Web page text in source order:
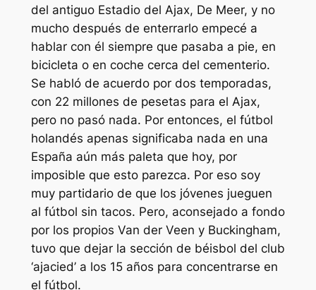
del antiguo Estadio del Ajax, De Meer, y no
mucho después de enterrarlo empecé a
hablar con él siempre que pasaba a pie, en
bicicleta o en coche cerca del cementerio.
Se habló de acuerdo por dos temporadas,
con 22 millones de pesetas para el Ajax,
pero no pasó nada. Por entonces, el fútbol
holandés apenas significaba nada en una
España aún más paleta que hoy, por
imposible que esto parezca. Por eso soy
muy partidario de que los jóvenes jueguen
al fútbol sin tacos. Pero, aconsejado a fondo
por los propios Van der Veen y Buckingham,
tuvo que dejar la sección de béisbol del club
‘ajacied’ a los 15 años para concentrarse en
el fútbol.